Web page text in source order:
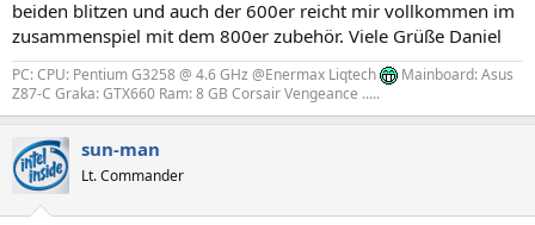
beiden blitzen und auch der 600er reicht mir vollkommen im
zusammenspiel mit dem 800er zubehör. Viele Grüße Daniel
PC: CPU: Pentium G3258 @ 4.6 GHz @Enermax Liqtech
Mainboard: Asus
Z87-C Graka: GTX660 Ram: 8 GB Corsair Vengeance .....
sun-man
Lt. Commander